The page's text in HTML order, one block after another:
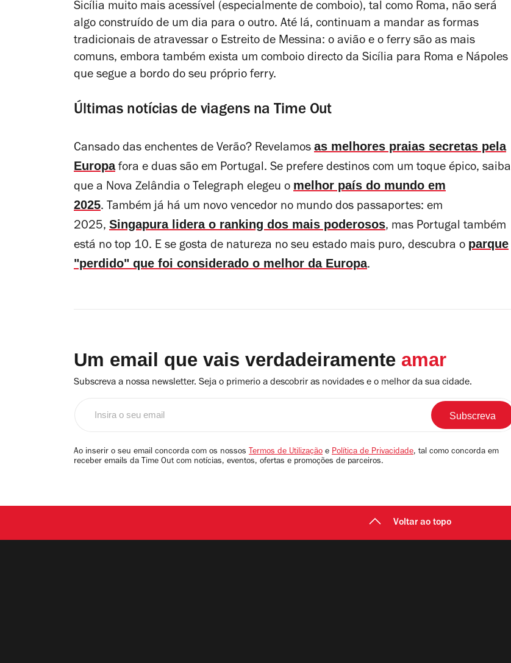
Sicília muito mais acessível (especialmente de comboio), tal como Roma, não será
algo construído de um dia para o outro. Até lá, continuam a mandar as formas
tradicionais de atravessar o Estreito de Messina: o avião e o ferry são as mais
comuns, embora também exista um comboio directo da Sicília para Roma e Nápoles
que segue a bordo do seu próprio ferry.
Últimas notícias de viagens na Time Out
Cansado das enchentes de Verão? Revelamos as melhores praias secretas pela
Europafora e duas são em Portugal. Se prefere destinos com um toque épico, saiba
que a Nova Zelândia o Telegraph elegeu o melhor país do mundo em
2025. Também já há um novo vencedor no mundo dos passaportes: em
2025, Singapura lidera o ranking dos mais poderosos, mas Portugal também
está no top 10. E se gosta de natureza no seu estado mais puro, descubra o parque
"perdido" que foi considerado o melhor da Europa.
Um email que vais verdadeiramente amar
Subscreva a nossa newsletter. Seja o primerio a descobrir as novidades e o melhor da sua cidade.
email
Ao inserir o seu email concorda com os nossos Termos de Utilização e Política de Privacidade, tal como concorda em
receber emails da Time Out com notícias, eventos, ofertas e promoções de parceiros.
Voltar ao topo